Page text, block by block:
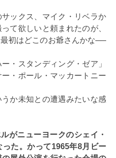
サックス、マイク・リベラか
て欲しいと頼まれたのが、
初はどこのお爺さんかな──
・スタンディング・ゼア」
・ポール・マッカートニー
うか未知との遭遇みたいな感
がニューヨークのシェイ・
た。かって1965年8月ビー